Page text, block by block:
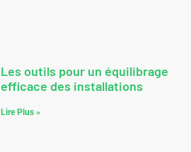
Les outils pour un équilibrage
efficace des installations
Lire Plus »